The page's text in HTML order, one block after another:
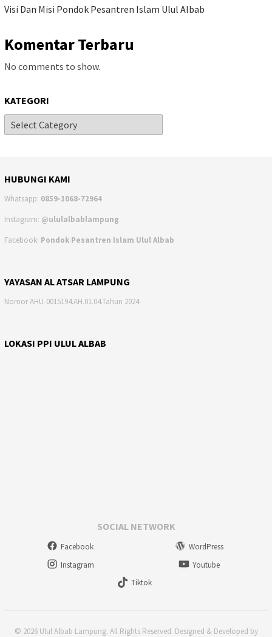
Visi Dan Misi Pondok Pesantren Islam Ulul Albab
Komentar Terbaru
No comments to show.
KATEGORI
HUBUNGI KAMI
Whatsapp: 0859-1068-72964
Instagram: @ululalbablampung
Facebook: Pondok Pesantren Islam Ulul Albab
YAYASAN AL ATSAR LAMPUNG
Nomor AHU-0015194.AH.01.04.Tahun 2024
LOKASI PPI ULUL ALBAB
SOCIAL NETWORK
Facebook
WordPress
Instagram
Youtube
Tiktok
© 2026 Ulul Albab Lampung. All Rights Reserved. Designed & Developed by